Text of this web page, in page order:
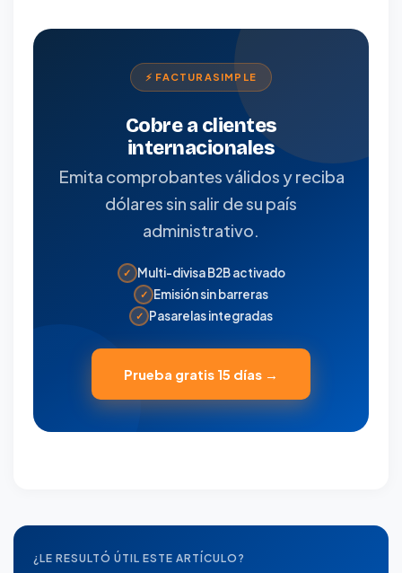
⚡ FACTURASIMPLE
Cobre a clientes
internacionales
Emita comprobantes válidos y reciba
dólares sin salir de su país
administrativo.
✓ Multi-divisa B2B activado
✓ Emisión sin barreras
✓ Pasarelas integradas
Prueba gratis 15 días →
¿LE RESULTÓ ÚTIL ESTE ARTÍCULO?